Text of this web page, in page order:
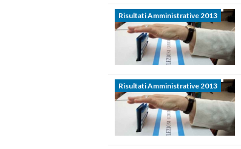
Risultati Amministrative 2013
Risultati Amministrative 2013